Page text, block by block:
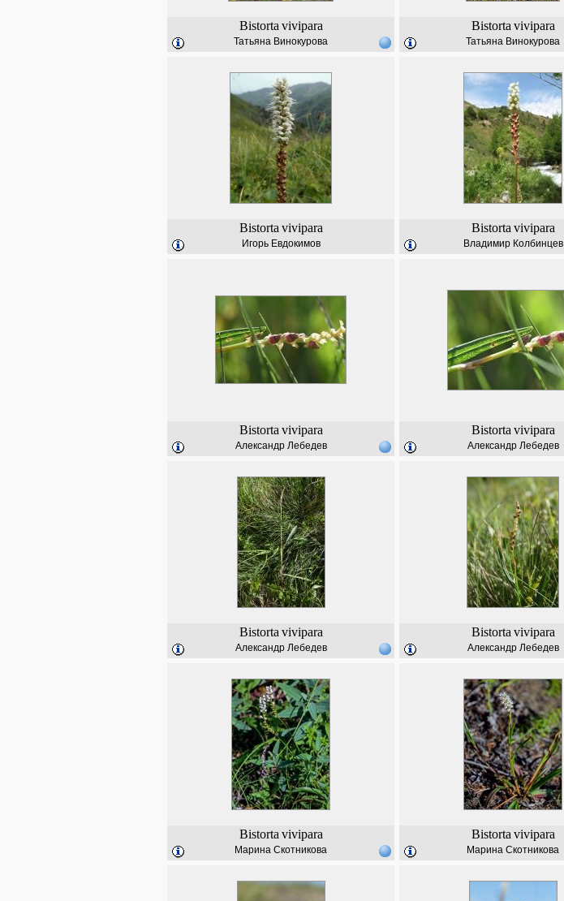
Bistorta vivipara
Татьяна Винокурова
Bistorta vivipara
Татьяна Винокурова
Bistorta vivipara
Игорь Евдокимов
Bistorta vivipara
Владимир Колбинцев
Bistorta vivipara
Александр Лебедев
Bistorta vivipara
Александр Лебедев
Bistorta vivipara
Александр Лебедев
Bistorta vivipara
Александр Лебедев
Bistorta vivipara
Марина Скотникова
Bistorta vivipara
Марина Скотникова